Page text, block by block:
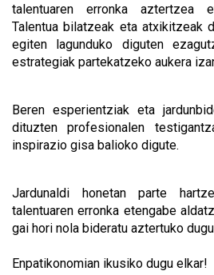
talentuaren erronka aztertzea
Talentua bilatzeak eta atxikitzeak
egiten lagunduko diguten
estrategiak partekatzeko aukera
Beren esperientziak eta
dituzten profesionalen
inspirazio gisa balioko digute.
Jardunaldi honetan parte
talentuaren erronka etengabe
gai hori nola bideratu aztertuko
Enpatikonomian ikusiko dugu elkar!